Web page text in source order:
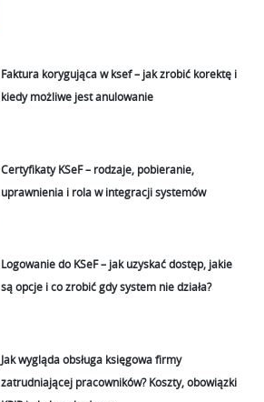
Faktura korygująca w ksef – jak zrobić korektę i
kiedy możliwe jest anulowanie
Certyfikaty KSeF – rodzaje, pobieranie,
uprawnienia i rola w integracji systemów
Logowanie do KSeF – jak uzyskać dostęp, jakie
są opcje i co zrobić gdy system nie działa?
Jak wygląda obsługa księgowa firmy
zatrudniającej pracowników? Koszty, obowiązki